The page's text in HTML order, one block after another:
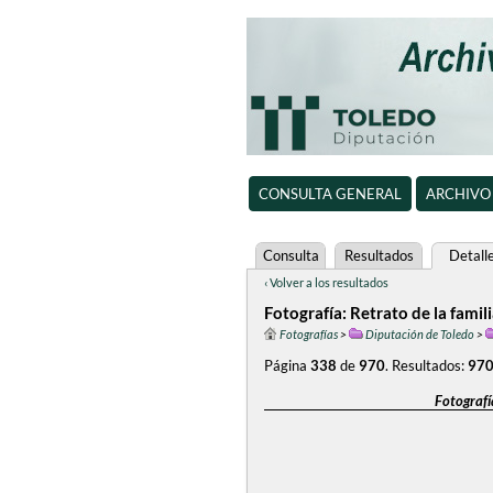
CONSULTA GENERAL ARCHIVO
Consulta Resultados
‹ Volver a los resultados
Fotografía: Retrato de la
Fotografías> Diputación de Toledo>
Página 338 de970. Resultados:970